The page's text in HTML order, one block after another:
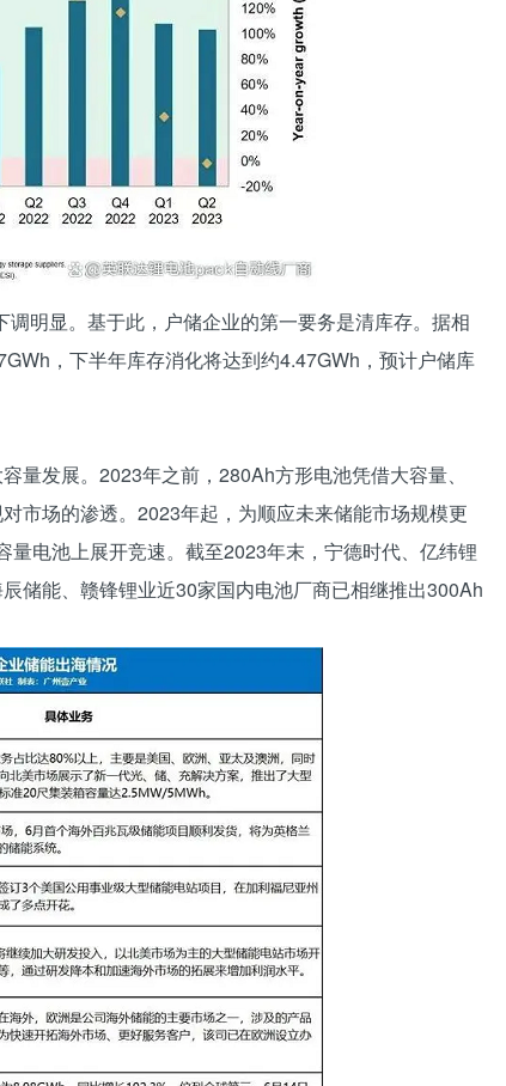
明显。基于此，户储企业的第一要务是清库存。据相
，下半年库存消化将达到约4.47GWh，预计户储库
量发展。2023年之前，280Ah方形电池凭借大容量、
市场的渗透。2023年起，为顺应未来储能市场规模更
电池上展开竞速。截至2023年末，宁德时代、亿纬锂
储能、赣锋锂业近30家国内电池厂商已相继推出300Ah